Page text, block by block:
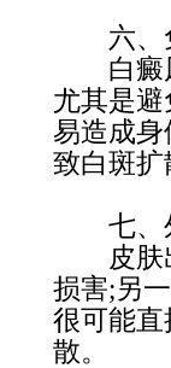
六、
白癜风
尤其是
易造成
致白斑扩
七、
皮肤出
损害;另
很可能
散。